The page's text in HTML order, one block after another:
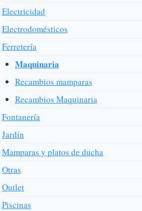
Electricidad
Electrodomésticos
Ferretería
Maquinaria
Recambios mamparas
Recambios Maquinaria
Fontanería
Jardín
Mamparas y platos de ducha
Otras
Outlet
Piscinas